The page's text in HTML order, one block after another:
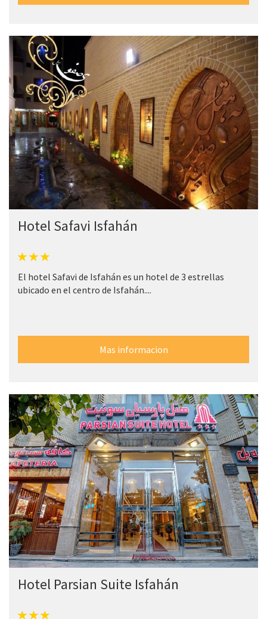
Hotel Safavi Isfahán
El hotel Safavi de Isfahán es un hotel de 3 estrellas
ubicado en el centro de Isfahán....
Mas informacion
Hotel Parsian Suite Isfahán